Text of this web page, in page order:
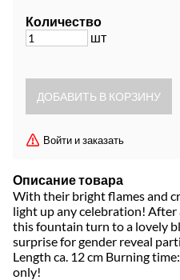
Количество
шт
Войти и заказать
Описание товара
With their bright flames and
light up any celebration! After
this fountain turn to a lovely
surprise for gender reveal
Length ca. 12 cm Burning
only!